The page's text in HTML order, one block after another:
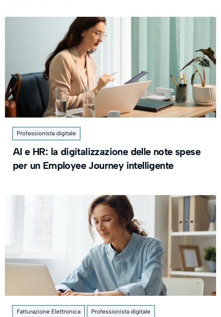
Professionista digitale
AI e HR: la digitalizzazione delle note spese
per un Employee Journey intelligente
Fatturazione Elettronica Professionista digitale